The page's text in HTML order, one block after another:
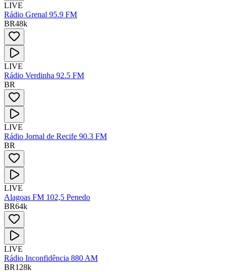
LIVE
Rádio Grenal 95.9 FM
BR48k
LIVE
Rádio Verdinha 92.5 FM
BR
LIVE
Rádio Jornal de Recife 90.3 FM
BR
LIVE
Alagoas FM 102,5 Penedo
BR64k
LIVE
Rádio Inconfidência 880 AM
BR128k